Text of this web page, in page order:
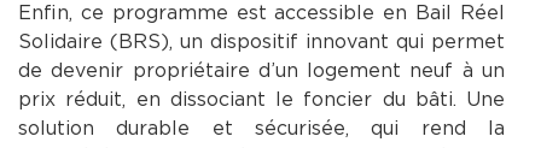
Enfin, ce programme est accessible en Bail Réel
Solidaire (BRS), un dispositif innovant qui permet
de devenir propriétaire d’un logement neuf à un
prix réduit, en dissociant le foncier du bâti. Une
solution durable et sécurisée, qui rend la